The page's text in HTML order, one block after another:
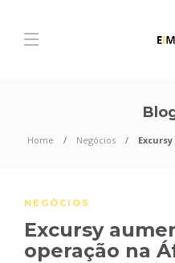
Home Negócios
NEGÓCIOS
Excursy
operação na